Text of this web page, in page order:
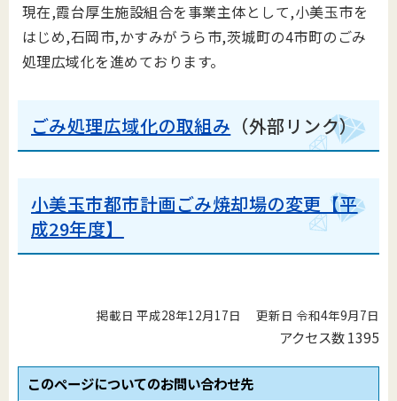
現在,霞台厚生施設組合を事業主体として,小美玉市を
はじめ,石岡市,かすみがうら市,茨城町の4市町のごみ
処理広域化を進めております。
ごみ処理広域化の取組み （外部リンク）
小美玉市都市計画ごみ焼却場の変更【平
成29年度】
掲載日 平成28年12月17日 更新日 令和4年9月7日
アクセス数1395
このページについてのお問い合わせ先